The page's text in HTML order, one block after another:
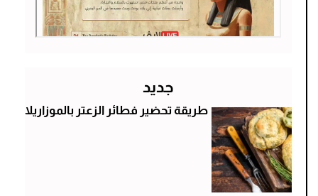
جديد
طريقة تحضير فطائر الزعتر بالموزاريلا